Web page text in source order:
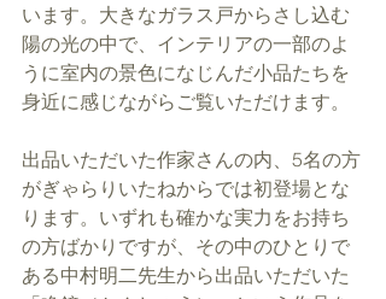
います。大きなガラス戸からさし込む
陽の光の中で、インテリアの一部のよ
うに室内の景色になじんだ小品たちを
身近に感じながらご覧いただけます。
出品いただいた作家さんの内、5名の方
がぎゃらりいたねからでは初登場とな
ります。いずれも確かな実力をお持ち
の方ばかりですが、その中のひとりで
ある中村明二先生から出品いただいた